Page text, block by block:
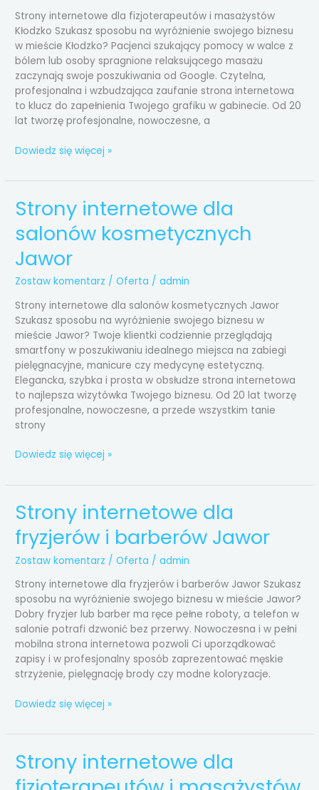
Strony internetowe dla fizjoterapeutów i masażystów
Kłodzko Szukasz sposobu na wyróżnienie swojego biznesu
w mieście Kłodzko? Pacjenci szukający pomocy w walce z
bólem lub osoby spragnione relaksującego masażu
zaczynają swoje poszukiwania od Google. Czytelna,
profesjonalna i wzbudzająca zaufanie strona internetowa
to klucz do zapełnienia Twojego grafiku w gabinecie. Od 20
lat tworzę profesjonalne, nowoczesne, a
Dowiedz się więcej »
Strony internetowe dla
salonów kosmetycznych
Jawor
Zostaw komentarz /Oferta /admin
Strony internetowe dla salonów kosmetycznych Jawor
Szukasz sposobu na wyróżnienie swojego biznesu w
mieście Jawor? Twoje klientki codziennie przeglądają
smartfony w poszukiwaniu idealnego miejsca na zabiegi
pielęgnacyjne, manicure czy medycynę estetyczną.
Elegancka, szybka i prosta w obsłudze strona internetowa
to najlepsza wizytówka Twojego biznesu. Od 20 lat tworzę
profesjonalne, nowoczesne, a przede wszystkim tanie
strony
Strony
internetowe
dla
kosmetycznych
Jawor
Dowiedz się więcej »
Strony internetowe dla
fryzjerów i barberów Jawor
Zostaw komentarz /Oferta /admin
Strony internetowe dla fryzjerów i barberów Jawor Szukasz
sposobu na wyróżnienie swojego biznesu w mieście Jawor?
Dobry fryzjer lub barber ma ręce pełne roboty, a telefon w
salonie potrafi dzwonić bez przerwy. Nowoczesna i w pełni
mobilna strona internetowa pozwoli Ci uporządkować
zapisy i w profesjonalny sposób zaprezentować męskie
strzyżenie, pielęgnację brody czy modne koloryzacje.
Strony
internetowe
dla
fryzjerów
i
barberów
Jawor
Dowiedz się więcej »
Strony internetowe dla
Strony
internetowe
dla